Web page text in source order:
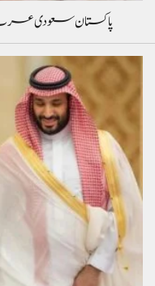
پاکستان سعودی عرب